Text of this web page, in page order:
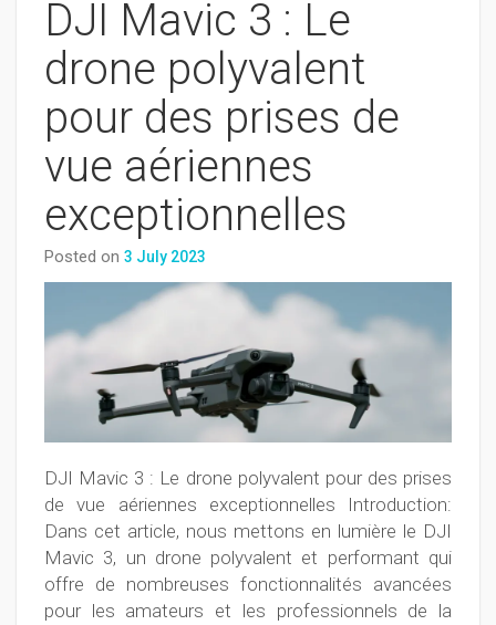
DJI Mavic 3 : Le
drone polyvalent
pour des prises de
vue aériennes
exceptionnelles
Posted on 3 July 2023
DJI Mavic 3 : Le drone polyvalent pour des prises
de vue aériennes exceptionnelles Introduction:
Dans cet article, nous mettons en lumière le DJI
Mavic 3, un drone polyvalent et performant qui
offre de nombreuses fonctionnalités avancées
pour les amateurs et les professionnels de la